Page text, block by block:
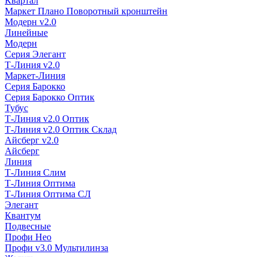
Маркет Плано Поворотный кронштейн
Модерн v2.0
Линейные
Модерн
Серия Элегант
Т-Линия v2.0
Маркет-Линия
Серия Барокко
Серия Барокко Оптик
Тубус
Т-Линия v2.0 Оптик
Т-Линия v2.0 Оптик Склад
Айсберг v2.0
Айсберг
Линия
Т-Линия Слим
Т-Линия Оптима
Т-Линия Оптима СЛ
Элегант
Квантум
Подвесные
Профи Нео
Профи v3.0 Мультилинза